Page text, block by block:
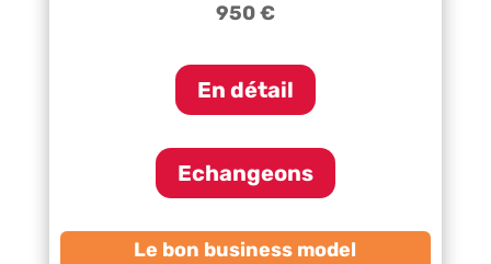
950 €
En détail
Echangeons
Le bon business model